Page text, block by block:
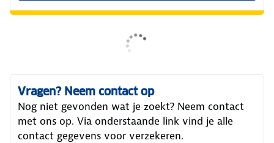
Vragen? Neem contact op
Nog niet gevonden wat je zoekt? Neem contact
met ons op. Via onderstaande link vind je alle
contact gegevens voor verzekeren.